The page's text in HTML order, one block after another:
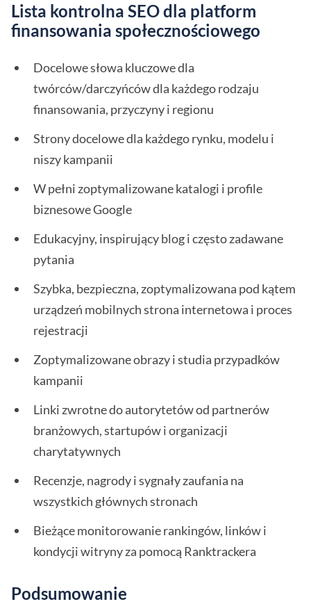
Lista kontrolna SEO dla platform
finansowania społecznościowego
Docelowe słowa kluczowe dla
twórców/darczyńców dla każdego rodzaju
finansowania, przyczyny i regionu
Strony docelowe dla każdego rynku, modelu i
niszy kampanii
W pełni zoptymalizowane katalogi i profile
biznesowe Google
Edukacyjny, inspirujący blog i często zadawane
pytania
Szybka, bezpieczna, zoptymalizowana pod kątem
urządzeń mobilnych strona internetowa i proces
rejestracji
Zoptymalizowane obrazy i studia przypadków
kampanii
Linki zwrotne do autorytetów od partnerów
branżowych, startupów i organizacji
charytatywnych
Recenzje, nagrody i sygnały zaufania na
wszystkich głównych stronach
Bieżące monitorowanie rankingów, linków i
kondycji witryny za pomocą Ranktrackera
Podsumowanie